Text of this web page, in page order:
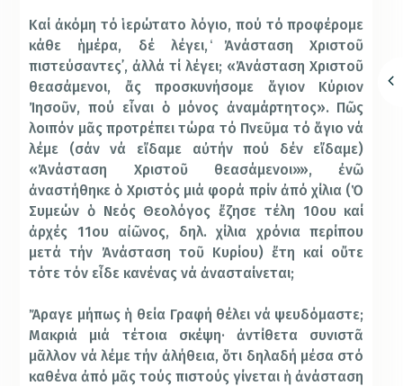
Καί ἀκόμη τό ἱερώτατο λόγιο, πού τό προφέρομε
κάθε ἡμέρα, δέ λέγει, ̒Ἀνάσταση Χριστοῦ
πιστεύσαντες᾽, ἀλλά τί λέγει; «Ἀνάσταση Χριστοῦ
θεασάμενοι, ἄς προσκυνήσομε ἅγιον Κύριον
Ἰησοῦν, πού εἶναι ὁ μόνος ἀναμάρτητος». Πῶς
λοιπόν μᾶς προτρέπει τώρα τό Πνεῦμα τό ἅγιο νά
λέμε (σάν νά εἴδαμε αὐτήν πού δέν εἴδαμε)
«Ἀνάσταση Χριστοῦ θεασάμενοι»», ἐνῶ
ἀναστήθηκε ὁ Χριστός μιά φορά πρίν ἀπό χίλια (Ὁ
Συμεών ὁ Νεός Θεολόγος ἔζησε τέλη 10ου καί
ἀρχές 11ου αἰῶνος, δηλ. χίλια χρόνια περίπου
μετά τήν Ἀνάσταση τοῦ Κυρίου) ἔτη καί οὔτε
τότε τόν εἶδε κανένας νά ἀνασταίνεται;
Ἄραγε μήπως ἡ θεία Γραφή θέλει νά ψευδόμαστε;
Μακριά μιά τέτοια σκέψη· ἀντίθετα συνιστᾶ
μᾶλλον νά λέμε τήν ἀλήθεια, ὅτι δηλαδή μέσα στό
καθένα ἀπό μᾶς τούς πιστούς γίνεται ἡ ἀνάσταση